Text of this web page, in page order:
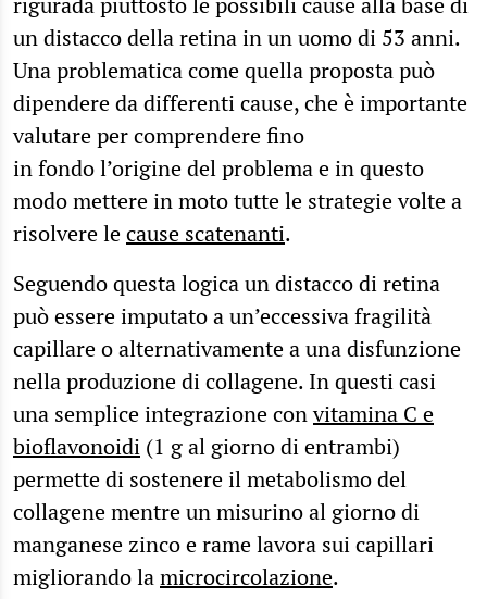
un distacco della retina in un uomo di 53 anni.
Una problematica come quella proposta può
dipendere da differenti cause, che è importante
valutare per comprendere fino
in fondo l’origine del problema e in questo
modo mettere in moto tutte le strategie volte a
risolvere lecause scatenanti.
Seguendo questa logica un distacco di retina
può essere imputato a un’eccessiva fragilità
capillare o alternativamente a una disfunzione
nella produzione di collagene. In questi casi
una semplice integrazione convitamina C e
bioflavonoidi (1 g al giorno di entrambi)
permette di sostenere il metabolismo del
collagene mentre un misurino al giorno di
manganese zinco e rame lavora sui capillari
migliorando lamicrocircolazione.